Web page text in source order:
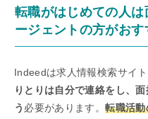
転職がはじめての人
ージェントの方がおす
Indeedは求人情報検索サイ
りとりは自分で連絡をし、
う 必要があります。転職活